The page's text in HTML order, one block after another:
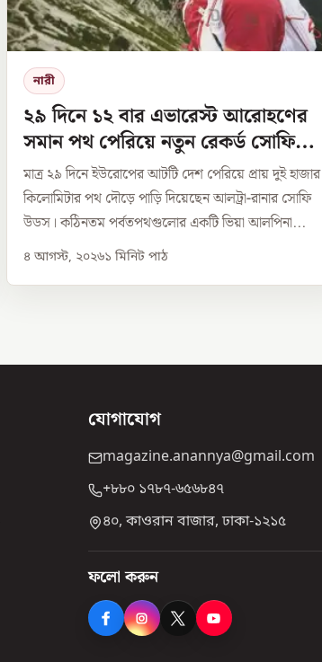
নারী
২৯ দিনে ১২ বার এভারেস্ট আরোহণের
সমান পথ পেরিয়ে নতুন রেকর্ড সোফি
উডসের
মাত্র ২৯ দিনে ইউরোপের আটটি দেশ পেরিয়ে প্রায় দুই হাজার
কিলোমিটার পথ দৌড়ে পাড়ি দিয়েছেন আলট্রা-রানার সোফি
উডস। কঠিনতম পর্বতপথগুলোর একটি ভিয়া আলপিনা...
৪ আগস্ট, ২০২৬১ মিনিট পাঠ
যোগাযোগ
magazine.anannya@gmail.com
+৮৮০ ১৭৮৭-৬৫৬৮৪৭
৪০, কাওরান বাজার, ঢাকা-১২১৫
ফলো করুন